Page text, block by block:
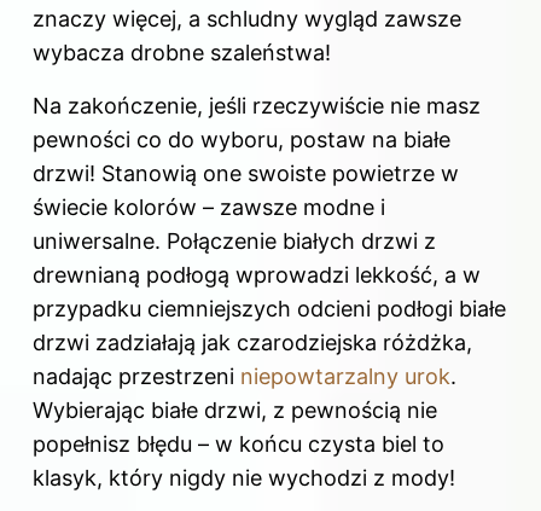
znaczy więcej, a schludny wygląd zawsze
wybacza drobne szaleństwa!
Na zakończenie, jeśli rzeczywiście nie masz
pewności co do wyboru, postaw na białe
drzwi! Stanowią one swoiste powietrze w
świecie kolorów – zawsze modne i
uniwersalne. Połączenie białych drzwi z
drewnianą podłogą wprowadzi lekkość, a w
przypadku ciemniejszych odcieni podłogi białe
drzwi zadziałają jak czarodziejska różdżka,
nadając przestrzeni niepowtarzalny urok.
Wybierając białe drzwi, z pewnością nie
popełnisz błędu – w końcu czysta biel to
klasyk, który nigdy nie wychodzi z mody!